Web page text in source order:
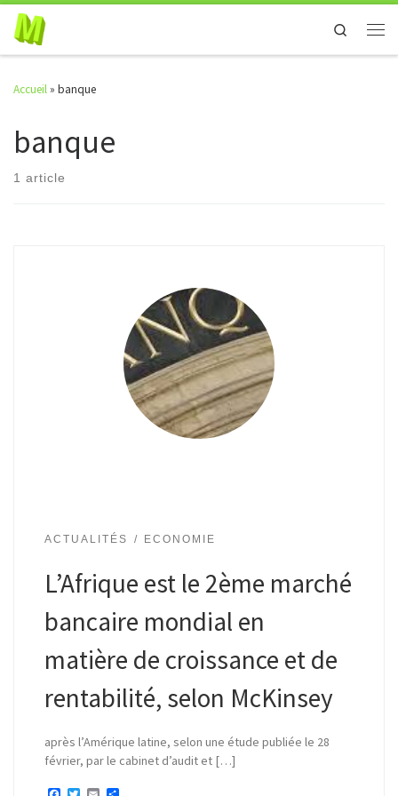
Skip to content
Search
Accueil » banque
banque
1 article
ACTUALITÉS ECONOMIE
L’Afrique est le 2ème marché
bancaire mondial en
matière de croissance et de
rentabilité, selon McKinsey
après l’Amérique latine, selon une étude publiée le 28
février, par le cabinet d’audit et […]